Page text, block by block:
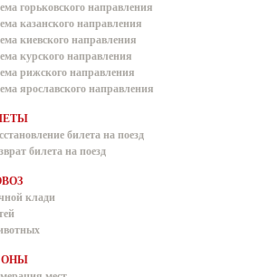
горьковского направления
казанского направления
киевского направления
курского направления
рижского направления
ярославского направления
билета на поезд
билета на поезд
клади